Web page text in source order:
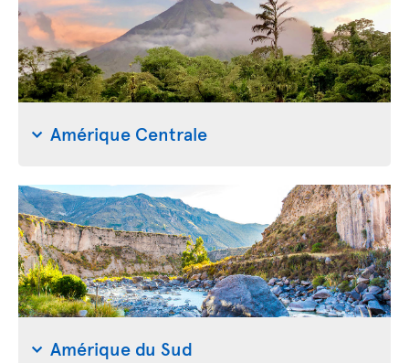
Amérique Centrale
Amérique du Sud